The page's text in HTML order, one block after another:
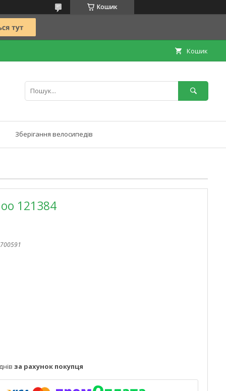
Кошик
Кошик
Зберігання велосипедів
121384
за рахунок покупця